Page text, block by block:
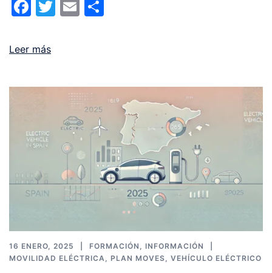
Facebook
Twitter
Email
Leer más
16 ENERO, 2025 FORMACIÓN , INFORMACIÓN
MOVILIDAD ELÉCTRICA, PLAN MOVES, VEHÍCULO ELÉCTRICO